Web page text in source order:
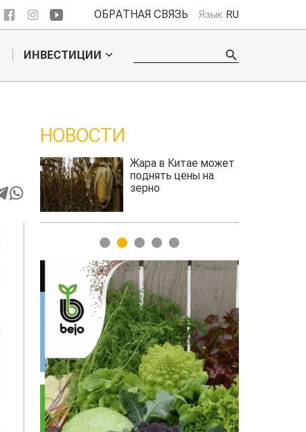
ОБРАТНАЯ СВЯЗЬ Язык RU
ИНВЕСТИЦИИ
НОВОСТИ
Казахстанское
сельхозсырье
используют для
авиатоплива
1 2 3 4 5